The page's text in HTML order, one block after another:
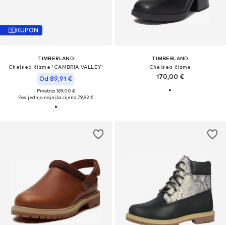
KUPON
TIMBERLAND
Chelsea čizme 'CAMBRIA VALLEY'
Od 89,91 €
Prvotno: 169,00 €
Posljednja najniža cijena:79,92 €
TIMBERLAND
Chelsea čizme
170,00 €